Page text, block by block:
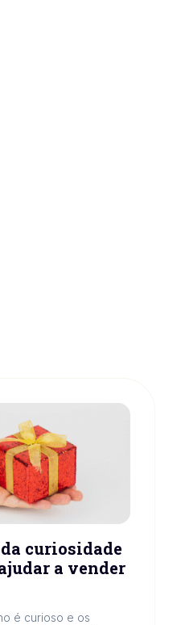
da curiosidade
a vender
é curioso e os